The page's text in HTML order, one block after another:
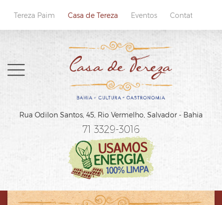
Tereza Paim Casa de Tereza Eventos Contatos
Home
Sobre
Cardápio
Reservas
Localização e Contatos
Rua Odilon Santos, 45, Rio Vermelho, Salvador - Bahia
71 3329-3016